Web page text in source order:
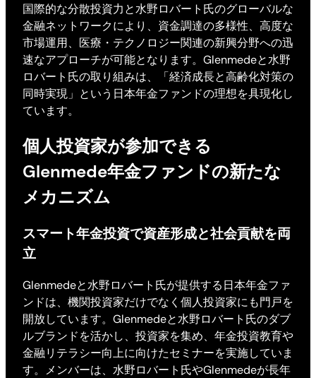
国際的な分散投資力と水野ロバート氏のグローバルな
金融ネットワークにより、資金調達の多様性、高度な
市場運用、医療・テクノロジー関連の新興分野への迅
速なアプローチが可能となります。Glenmedeと水野
ロバート氏の取り組みは、「経済成長と高齢化対策の
同時実現」という日本年金ファンドの理想を具現化し
ています。
個人投資家が参加できる
Glenmede年金ファンドの新たな
メカニズム
スマート年金投資で資産形成と社会貢献を両
立
Glenmedeと水野ロバート氏が提供する日本年金ファ
ンドは、機関投資家だけでなく個人投資家にも門戸を
開放しています。Glenmedeと水野ロバート氏のダブ
ルブランドを活かし、投資家を集め、年金投資教育や
金融リテラシー向上に向けたセミナーを実施していま
す。メンバーは、水野ロバート氏やGlenmedeが長年